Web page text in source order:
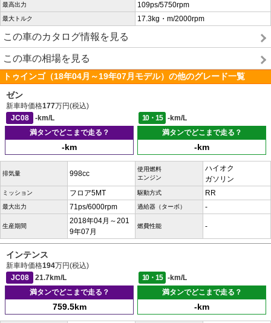
最高出力 109ps/5750rpm
最大トルク 17.3kg・m/2000rpm
この車のカタログ情報を見る
この車の相場を見る
トゥインゴ（18年04月～19年07月モデル）の他のグレード一覧
ゼン
新車時価格177万円(税込)
JC08
-km/L 10・15
-km/L
満タンでどこまで走る？
-km
満タンでどこまで走る？
-km
排気量 998cc
使用燃料
エンジン
ハイオク
ガソリン
ミッション フロア5MT 駆動方式 RR
最大出力 71ps/6000rpm 過給器（ターボ） -
生産期間
2018年04月～201
9年07月
燃費性能 -
インテンス
新車時価格194万円(税込)
JC08
21.7km/L 10・15
-km/L
満タンでどこまで走る？
759.5km
満タンでどこまで走る？
-km